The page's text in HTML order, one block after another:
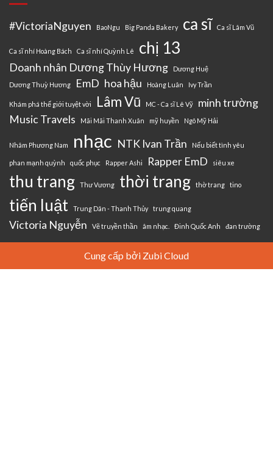
#VictoriaNguyen BaoNgu Big Panda Bakery ca sĩ Ca sĩ Lâm Vũ
Ca sĩ nhí Hoàng Bách Ca sĩ nhí Quỳnh Lê chị 13
Doanh nhân Dương Thùy Hương
Dương Huệ
Dương Thuỳ Hương
EmD hoa hậu Hoàng Luân Ivy Trần
Khám phá thế giới tuyệt vời Lâm Vũ MC - Ca sĩ Lê Vỹ
minh trường
Music Travels
Mãi Mãi Thanh Xuân mỹ huyền Ngô Mỹ Hải
Nhâm Phương Nam nhạc NTK Ivan Trần Nếu biết tình yêu
phan mạnh quỳnh quốc phục Rapper Ashi Rapper EmD siêu xe
thu trang Thư Vương thời trang thờ trang tino
tiến luật Trung Dân - Thanh Thủy trung quang
Victoria Nguyễn Vẽ truyền thần âm nhạc. Đinh Quốc Anh đan trường
Cung cấp bởi Zubi Cloud